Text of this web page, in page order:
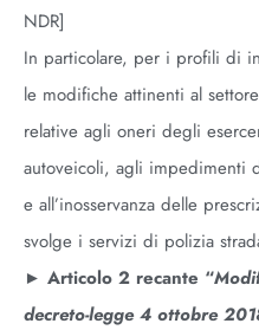
NDR]
In particolare, per i profili di
le modifiche attinenti al
relative agli oneri degli
autoveicoli, agli impedimenti
e all’inosservanza delle
svolge i servizi di polizia
► Articolo 2 recante “
decreto-legge 4 ottobre